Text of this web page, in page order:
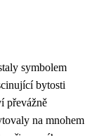
symbolem
bytosti
převážně
na mnohem